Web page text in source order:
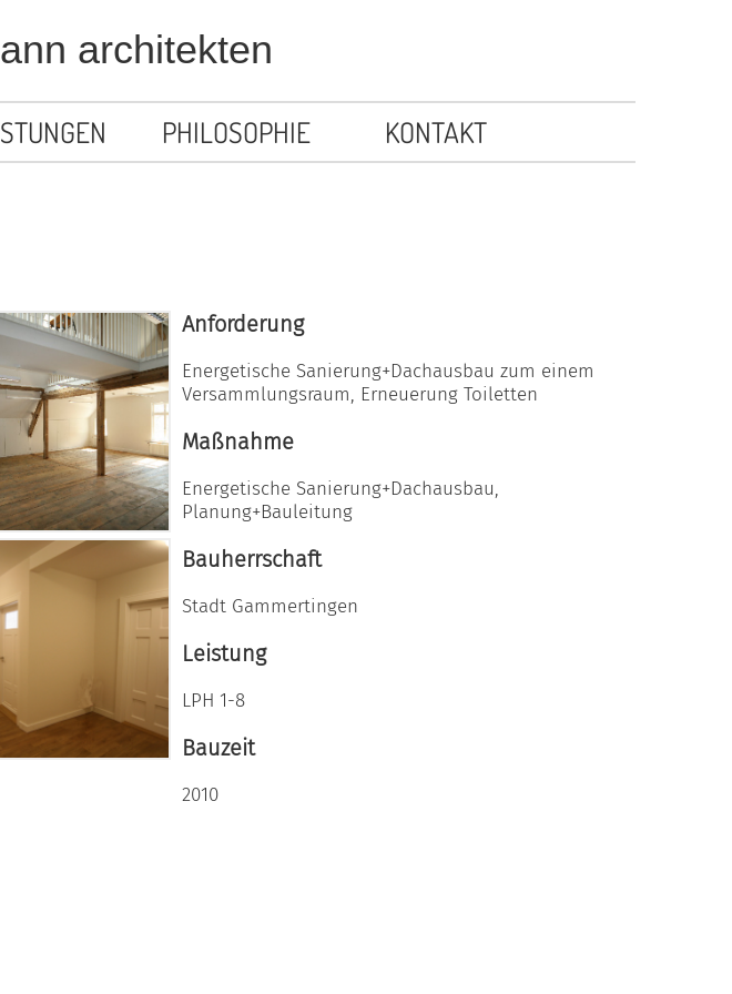
architekten
PHILOSOPHIE KONTAKT
Anforderung
Energetische Sanierung+Dachausbau zum einem
Versammlungsraum, Erneuerung Toiletten
Maßnahme
Energetische Sanierung+Dachausbau,
Planung+Bauleitung
Bauherrschaft
Stadt Gammertingen
Leistung
LPH 1-8
Bauzeit
2010